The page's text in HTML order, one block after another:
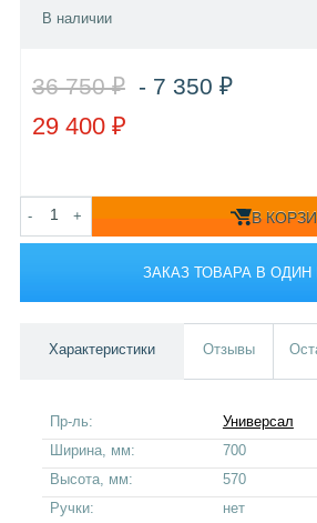
В наличии
36 750 ₽ - 7 350 ₽
29 400 ₽
- + В
ЗАКАЗ ТОВАРА В ОДИН
Характеристики Отзывы
Пр-ль:
Универсал
Ширина, мм:
700
Высота, мм:
570
Ручки:
нет